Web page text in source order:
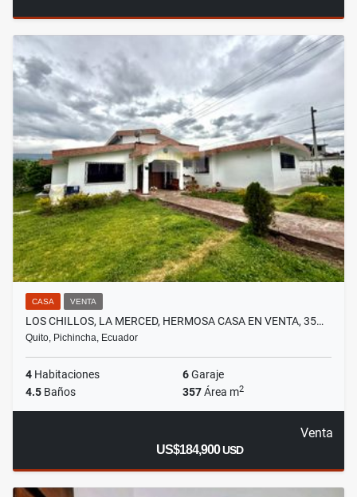
CASA VENTA
LOS CHILLOS, LA MERCED, HERMOSA CASA EN VENTA, 35…
Quito, Pichincha, Ecuador
4 Habitaciones 6Garaje
4.5 Baños 357Área m2
Venta
US$184,900USD